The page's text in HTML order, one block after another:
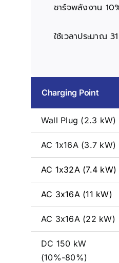
ชาร์จพลังงาน
ใช้เวลาประมาณ
Charging Point
Wall Plug (2.3 kW)
AC 1x16A (3.7 kW)
AC 1x32A (7.4 kW)
AC 3x16A (11 kW)
AC 3x16A (22 kW)
DC 150 kW
(10%-80%)